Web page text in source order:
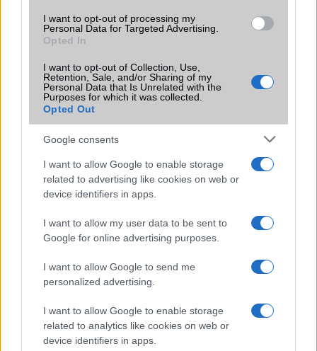
I want to opt-out of processing my
Personal Data for Targeted Advertising.
Opted In
I want to opt-out of Collection, Use,
Retention, Sale, and/or Sharing of my
Personal Data that Is Unrelated with the
Purposes for which it was collected.
Opted Out
Google consents
I want to allow Google to enable storage
related to advertising like cookies on web or
device identifiers in apps.
I want to allow my user data to be sent to
Google for online advertising purposes.
I want to allow Google to send me
personalized advertising.
I want to allow Google to enable storage
related to analytics like cookies on web or
device identifiers in apps.
2026.06.30| Phone Arena
A One UI 9 érkezése új mesterséges intelligencia-
azonban több korábbi csúcskategóriás és középkategóriás
Galaxy készülék számára ez lesz az út vége.
iPhone 18 bemutató dátum - ekkor
rántja le a leplet az Apple az új
csúcsmobilokról
A szeptemberi eseményen az iPhone 18 Pro modellek
mellett a régóta pletykált hajlítható iPhone Ultra is
bemutatkozhat, miközben az áremelésekről szóló
Az Android rejtett automatizmusai: hat
funkció, amely észrevétlenül könnyíti
meg a mindennapokat
2026.06.14| Android Police
Sok felhasználó külön alkalmazásokra esküszik, pedig az
Android már évek óta olyan intelligens funkciókat kínál,
amelyek maguktól dolgoznak a háttérben.